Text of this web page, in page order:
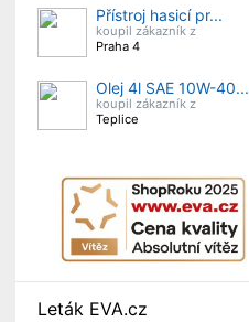
Přístroj hasicí pr...
koupil zákazník z
Praha 4
Olej 4l SAE 10W-40...
koupil zákazník z
Teplice
Leták EVA.cz